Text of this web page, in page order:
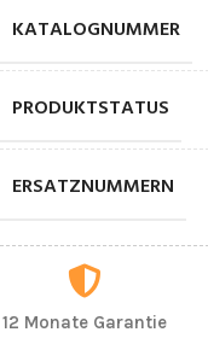
KATALOGNUMMER
PRODUKTSTATUS
ERSATZNUMMERN
12 Monate Garantie